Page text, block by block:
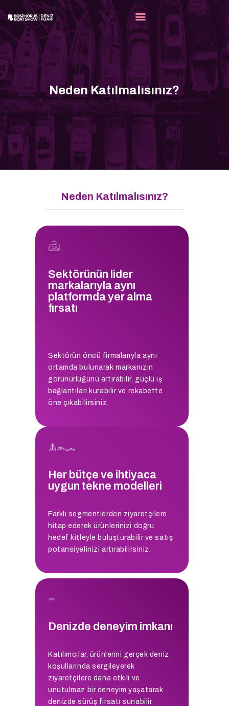
Neden Katılmalısınız?
FUAR
KATILIMCILAR
PARTNERLERIMIZ
İLETIŞIM
TR
Neden Katılmalısınız?
Sektörünün lider
markalarıyla aynı
platformda yer alma
fırsatı
Sektörün öncü firmalarıyla aynı
ortamda bulunarak markanızın
görünürlüğünü artırabilir, güçlü iş
bağlantıları kurabilir ve rekabette
öne çıkabilirsiniz.
Her bütçe ve ihtiyaca
uygun tekne modelleri
Farklı segmentlerden ziyaretçilere
hitap ederek ürünlerinizi doğru
hedef kitleyle buluşturabilir ve satış
potansiyelinizi artırabilirsiniz.
Denizde deneyim imkanı
Katılımcılar, ürünlerini gerçek deniz
koşullarında sergileyerek
ziyaretçilere daha etkili ve
unutulmaz bir deneyim yaşatarak
denizde sürüş fırsatı sunabilir.